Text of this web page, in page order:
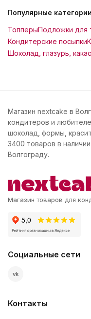
Популярные категории
ТопперыПодложки для
Кондитерские посыпки
Шоколад, глазурь, какао
Магазин nextcake в
кондитеров и
шоколад, формы,
3400 товаров в
Волгограду.
Магазин товаров для
Социальные сети
vk
Контакты